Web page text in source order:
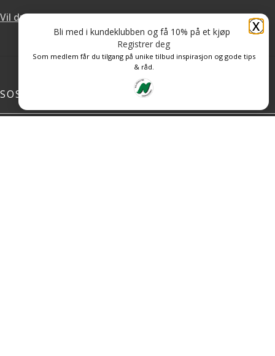
Vil du leie hos oss?
SOSIALE MEDIER
X
Bli med i kundeklubben og få 10% på et kjøp
Registrer deg
Som medlem får du tilgang på unike tilbud inspirasjon og gode tips
& råd.